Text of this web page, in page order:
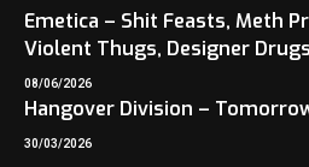
Emetica – Shit Feasts, Meth
Violent Thugs, Designer Drugs
08/06/2026
Hangover Division –
30/03/2026